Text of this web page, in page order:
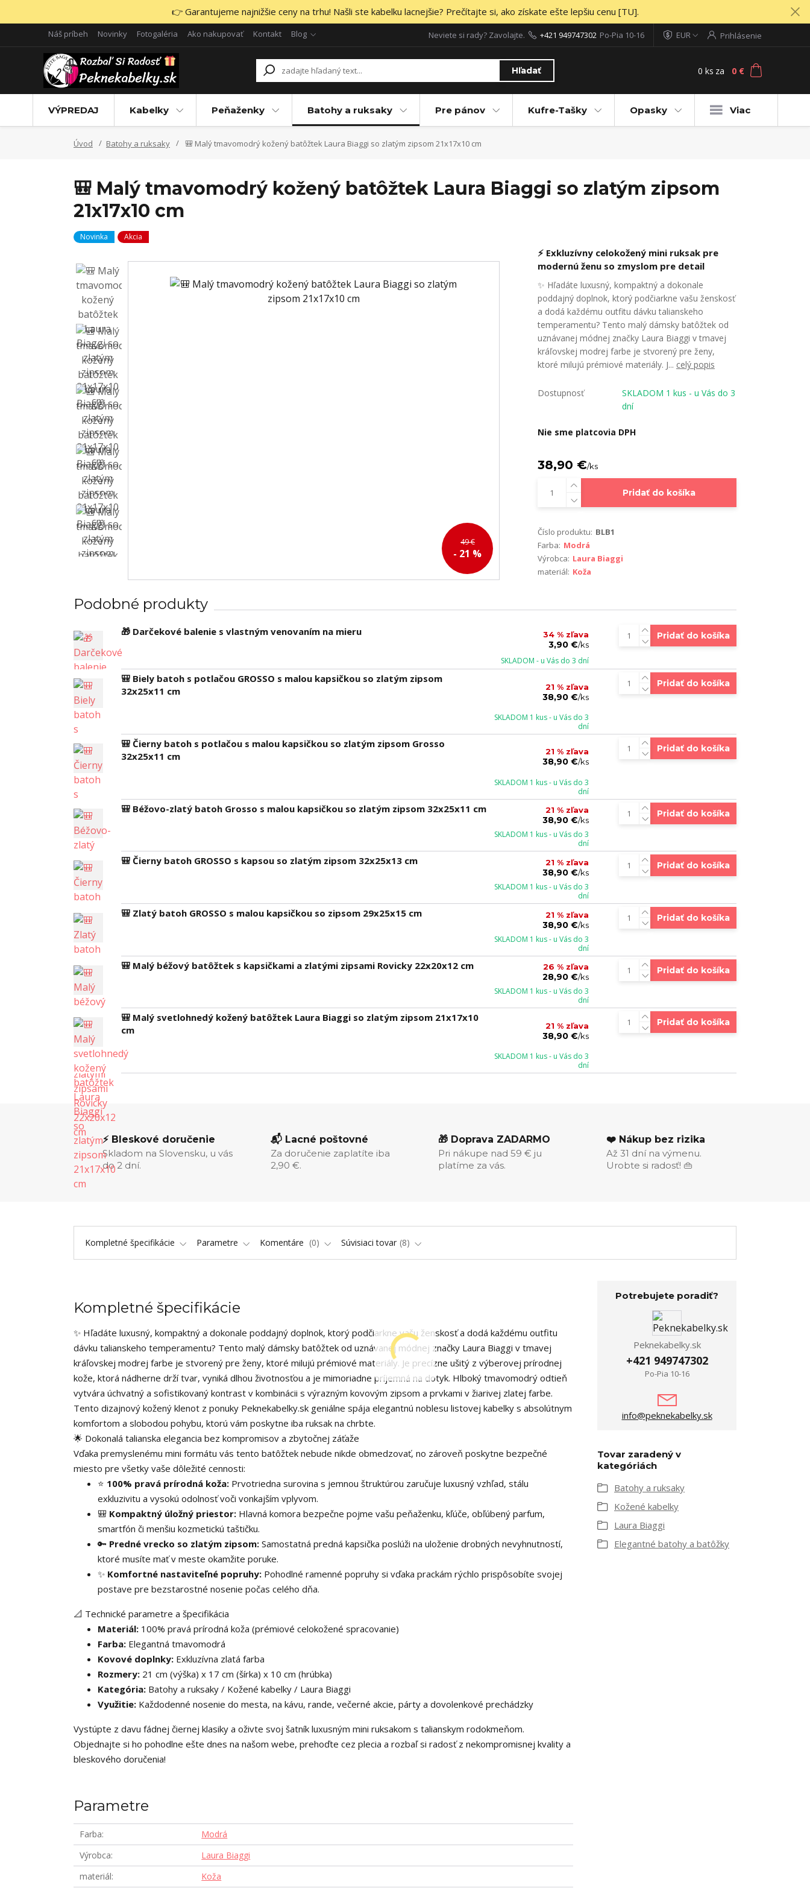
👉 Garantujeme najnižšie ceny na trhu! Našli ste kabelku lacnejšie? Prečítajte si, ako získate ešte lepšiu cenu [TU].
Náš príbeh Novinky Fotogaléria Ako nakupovať Kontakt Blog EUR Prihlásenie
Hľadať
Neviete si rady? Zavolajte. +421 949747302 Po-Pia 10-16
0 ks za 0 €
VÝPREDAJ Kabelky Peňaženky Batohy a ruksaky Pre pánov Kufre-Tašky Opasky Viac
Úvod Batohy a ruksaky 🎒 Malý tmavomodrý kožený batôžtek Laura Biaggi so zlatým zipsom 21x17x10 cm
🎒 Malý tmavomodrý kožený batôžtek Laura Biaggi so zlatým zipsom
21x17x10 cm
Novinka Akcia
49 €
- 21 %
⚡ Exkluzívny celokožený mini ruksak pre
modernú ženu so zmyslom pre detail
✨ Hľadáte luxusný, kompaktný a dokonale
poddajný doplnok, ktorý podčiarkne vašu ženskosť
a dodá každému outfitu dávku talianskeho
temperamentu? Tento malý dámsky batôžtek od
uznávanej módnej značky Laura Biaggi v tmavej
kráľovskej modrej farbe je stvorený pre ženy,
ktoré milujú prémiové materiály. J... celý popis
Dostupnosť
SKLADOM 1 kus - u Vás do 3
dní
Nie sme platcovia DPH
38,90 €/ks
Pridať do košíka
Číslo produktu: BLB1
Farba: Modrá
Výrobca: Laura Biaggi
materiál: Koža
Podobné produkty
🎁 Darčekové balenie s vlastným venovaním na mieru 34 % zľava
3,90 €/ks
SKLADOM - u Vás do 3 dní
Pridať do košíka
🎒 Biely batoh s potlačou GROSSO s malou kapsičkou so zlatým zipsom
32x25x11 cm
21 % zľava
38,90 €/ks
SKLADOM 1 kus - u Vás do 3
dní
Pridať do košíka
🎒 Čierny batoh s potlačou s malou kapsičkou so zlatým zipsom Grosso
32x25x11 cm
21 % zľava
38,90 €/ks
SKLADOM 1 kus - u Vás do 3
dní
Pridať do košíka
🎒 Béžovo-zlatý batoh Grosso s malou kapsičkou so zlatým zipsom 32x25x11 cm 21 % zľava
38,90 €/ks
SKLADOM 1 kus - u Vás do 3
dní
Pridať do košíka
🎒 Čierny batoh GROSSO s kapsou so zlatým zipsom 32x25x13 cm 21 % zľava
38,90 €/ks
SKLADOM 1 kus - u Vás do 3
dní
Pridať do košíka
🎒 Zlatý batoh GROSSO s malou kapsičkou so zipsom 29x25x15 cm 21 % zľava
38,90 €/ks
SKLADOM 1 kus - u Vás do 3
dní
Pridať do košíka
🎒 Malý béžový batôžtek s kapsičkami a zlatými zipsami Rovicky 22x20x12 cm 26 % zľava
28,90 €/ks
SKLADOM 1 kus - u Vás do 3
dní
Pridať do košíka
🎒 Malý svetlohnedý kožený batôžtek Laura Biaggi so zlatým zipsom 21x17x10
cm
21 % zľava
38,90 €/ks
SKLADOM 1 kus - u Vás do 3
dní
Pridať do košíka
⚡ Bleskové doručenie
Skladom na Slovensku, u vás
do 2 dní.
📬 Lacné poštovné
Za doručenie zaplatíte iba
2,90 €.
🎁 Doprava ZADARMO
Pri nákupe nad 59 € ju
platíme za vás.
❤️ Nákup bez rizika
Až 31 dní na výmenu.
Urobte si radosť! 👜
Kompletné špecifikácie Parametre Komentáre 0 Súvisiaci tovar 8
Kompletné špecifikácie
✨ Hľadáte luxusný, kompaktný a dokonale poddajný doplnok, ktorý podčiarkne vašu ženskosť a dodá každému outfitu
dávku talianskeho temperamentu? Tento malý dámsky batôžtek od uznávanej módnej značky Laura Biaggi v tmavej
kráľovskej modrej farbe je stvorený pre ženy, ktoré milujú prémiové materiály. Je precízne ušitý z výberovej prírodnej
kože, ktorá nádherne drží tvar, vyniká dlhou životnosťou a je mimoriadne príjemná na dotyk. Hlboký tmavomodrý odtieň
vytvára úchvatný a sofistikovaný kontrast v kombinácii s výrazným kovovým zipsom a prvkami v žiarivej zlatej farbe.
Tento dizajnový kožený klenot z ponuky Peknekabelky.sk geniálne spája elegantnú noblesu listovej kabelky s absolútnym
komfortom a slobodou pohybu, ktorú vám poskytne iba ruksak na chrbte.
🌟 Dokonalá talianska elegancia bez kompromisov a zbytočnej záťaže
Vďaka premyslenému mini formátu vás tento batôžtek nebude nikde obmedzovať, no zároveň poskytne bezpečné
miesto pre všetky vaše dôležité cennosti:
⭐ 100% pravá prírodná koža: Prvotriedna surovina s jemnou štruktúrou zaručuje luxusný vzhľad, stálu
exkluzivitu a vysokú odolnosť voči vonkajším vplyvom.
🎒 Kompaktný úložný priestor: Hlavná komora bezpečne pojme vašu peňaženku, kľúče, obľúbený parfum,
smartfón či menšiu kozmetickú taštičku.
🔑 Predné vrecko so zlatým zipsom: Samostatná predná kapsička poslúži na uloženie drobných nevyhnutností,
ktoré musíte mať v meste okamžite poruke.
✨ Komfortné nastaviteľné popruhy: Pohodlné ramenné popruhy si vďaka prackám rýchlo prispôsobíte svojej
postave pre bezstarostné nosenie počas celého dňa.
📐 Technické parametre a špecifikácia
Materiál: 100% pravá prírodná koža (prémiové celokožené spracovanie)
Farba: Elegantná tmavomodrá
Kovové doplnky: Exkluzívna zlatá farba
Rozmery: 21 cm (výška) x 17 cm (šírka) x 10 cm (hrúbka)
Kategória: Batohy a ruksaky / Kožené kabelky / Laura Biaggi
Využitie: Každodenné nosenie do mesta, na kávu, rande, večerné akcie, párty a dovolenkové prechádzky
Vystúpte z davu fádnej čiernej klasiky a oživte svoj šatník luxusným mini ruksakom s talianskym rodokmeňom.
Objednajte si ho pohodlne ešte dnes na našom webe, prehoďte cez plecia a rozbaľ si radosť z nekompromisnej kvality a
bleskového doručenia!
Parametre
Farba
Modrá
Výrobca
Laura Biaggi
materiál
Koža
Potrebujete poradiť?
Peknekabelky.sk
+421 949747302
Po-Pia 10-16
info@peknekabelky.sk
Tovar zaradený v
kategóriách
Batohy a ruksaky
Kožené kabelky
Laura Biaggi
Elegantné batohy a batôžky